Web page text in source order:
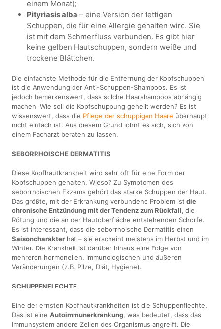
einem Monat);
Pityriasis alba – eine Version der fettigen
Schuppen, die für eine Allergie gehalten wird. Sie
ist mit dem Schmerfluss verbunden. Es gibt hier
keine gelben Hautschuppen, sondern weiße und
trockene Blättchen.
Die einfachste Methode für die Entfernung der Kopfschuppen
ist die Anwendung der Anti-Schuppen-Shampoos. Es ist
jedoch bemerkenswert, dass solche Haarshampoos abhängig
machen. Wie soll die Kopfschuppung geheilt werden? Es ist
wissenswert, dass die Pflege der schuppigen Haare überhaupt
nicht einfach ist. Aus diesem Grund lohnt es sich, sich von
einem Facharzt beraten zu lassen.
SEBORRHOISCHE DERMATITIS
Diese Kopfhautkrankheit wird sehr oft für eine Form der
Kopfschuppen gehalten. Wieso? Zu Symptomen des
seborrhoischen Ekzems gehört das starke Schuppen der Haut.
Das größte, mit der Erkrankung verbundene Problem istdie
chronische Entzündung mit der Tendenz zum Rückfall, die
Rötung und die an der Hautoberfläche entstehenden Schorfe.
Es ist interessant, dass die seborrhoische Dermatitis einen
Saisoncharakter hat – sie erscheint meistens im Herbst und im
Winter. Die Krankheit ist darüber hinaus eine Folge von
mehreren hormonellen, immunologischen und äußeren
Veränderungen (z.B. Pilze, Diät, Hygiene).
SCHUPPENFLECHTE
Eine der ernsten Kopfhautkrankheiten ist die Schuppenflechte.
Das ist eineAutoimmunerkrankung, was bedeutet, dass das
Immunsystem andere Zellen des Organismus angreift. Die